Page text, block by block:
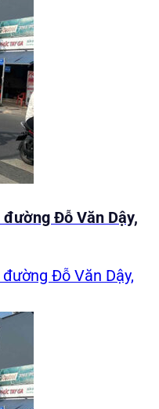
Đỗ Văn Dậy,
Đỗ Văn Dậy,